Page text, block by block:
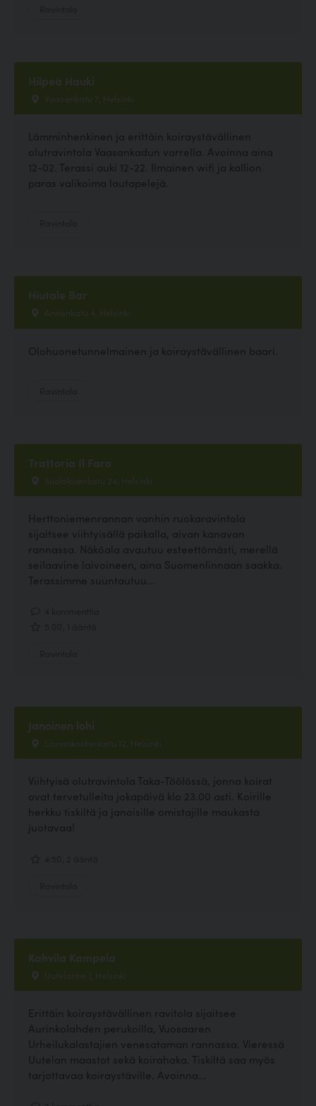
Hilpeä Hauki
Vaasankatu 7, Helsinki
Lämminhenkinen ja erittäin koiraystävällinen
olutravintola Vaasankadun varrella. Avoinna aina
12-02. Terassi auki 12-22. Ilmainen wifi ja kallion
paras valikoima lautapelejä.
Hiutale Bar
Annankatu 4, Helsinki
Olohuonetunnelmainen ja koiraystävällinen baari.
Trattoria Il Faro
Suolakivenkatu 24, Helsinki
Herttoniemenrannan vanhin ruokaravintola
sijaitsee viihtyisällä paikalla, aivan kanavan
rannassa. Näköala avautuu esteettömästi, merellä
seilaavine laivoineen, aina Suomenlinnaan saakka.
Terassimme suuntautuu...
Janoinen lohi
Linnankoskenkatu 12, Helsinki
Viihtyisä olutravintola Taka-Töölössä, jonna koirat
ovat tervetulleita jokapäivä klo 23.00 asti. Koirille
herkku tiskiltä ja janoisille omistajille maukasta
juotavaa!
Kahvila Kampela
Uutelantie 1, Helsinki
Erittäin koiraystävällinen ravitola sijaitsee
Aurinkolahden perukoilla, Vuosaaren
Urheilukalastajien venesataman rannassa. Vieressä
Uutelan maastot sekä koirahaka. Tiskiltä saa myös
tarjottavaa koiraystäville. Avoinna...